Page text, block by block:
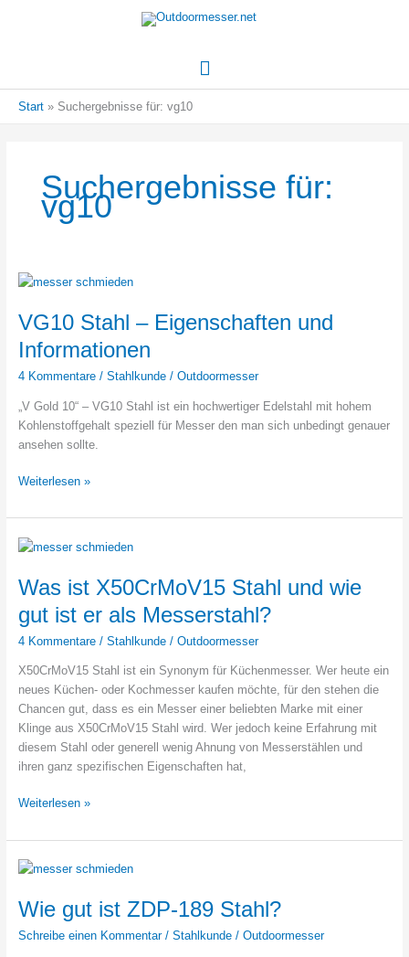
Hauptmenü
Start Suchergebnisse für: vg10
Suchergebnisse für:
vg10
VG10 Stahl – Eigenschaften und
Informationen
4 Kommentare / Stahlkunde/ Outdoormesser
„V Gold 10“ – VG10 Stahl ist ein hochwertiger Edelstahl mit hohem
Kohlenstoffgehalt speziell für Messer den man sich unbedingt genauer
ansehen sollte.
VG10
–
Eigenschaften
Informationen
Weiterlesen »
Was ist X50CrMoV15 Stahl und wie
gut ist er als Messerstahl?
4 Kommentare / Stahlkunde/ Outdoormesser
X50CrMoV15 Stahl ist ein Synonym für Küchenmesser. Wer heute ein
neues Küchen- oder Kochmesser kaufen möchte, für den stehen die
Chancen gut, dass es ein Messer einer beliebten Marke mit einer
Klinge aus X50CrMoV15 Stahl wird. Wer jedoch keine Erfahrung mit
diesem Stahl oder generell wenig Ahnung von Messerstählen und
ihren ganz spezifischen Eigenschaften hat,
Was
X50CrMoV15
Stahl
wie
gut
ist
Weiterlesen »
Wie gut ist ZDP-189 Stahl?
Schreibe einen Kommentar / Stahlkunde/ Outdoormesser